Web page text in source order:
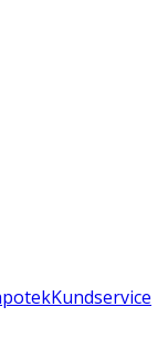
Kundservice